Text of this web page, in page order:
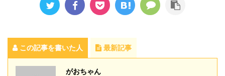
この記事を書いた人 最新記事
がおちゃん